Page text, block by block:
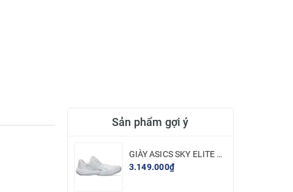
Sản phẩm gợi ý
GIÀY ASICS SKY ELITE FF 3 - TRẮNG BẠC
3.149.000₫